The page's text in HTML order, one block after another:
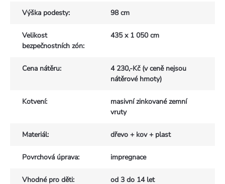
Výška podesty: 98 cm
Velikost
bezpečnostních zón:
435 x 1 050 cm
Cena nátěru:
4 230,-Kč (v ceně nejsou
nátěrové hmoty)
Kotvení:
masivní zinkované zemní
vruty
Materiál: dřevo + kov + plast
Povrchová úprava: impregnace
Vhodné pro děti: od 3 do 14 let